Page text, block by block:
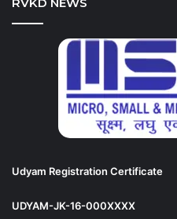
Udyam Registration Certificate
UDYAM-JK-16-000XXXX